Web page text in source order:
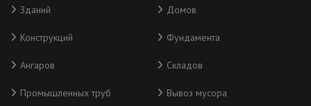
Зданий Домов
Конструкций Фундамента
Ангаров Складов
Промышленных труб Вывоз мусора